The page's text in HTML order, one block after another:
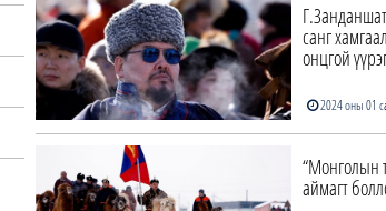
санг
онцгой
2024 оны 01
“Монголын
аймагт